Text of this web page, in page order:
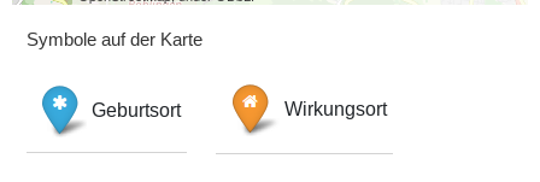
Symbole auf der Karte
Geburtsort Wirkungsort